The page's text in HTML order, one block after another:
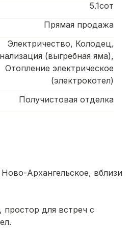
5.1сот
Прямая продажа
Электричество, Колодец,
(выгребная яма),
Отопление электрическое
(электрокотел)
Получистовая отделка
Архангельское, вблизи
для встреч с